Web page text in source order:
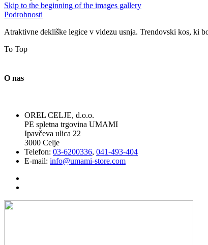
Skip to the beginning of the images gallery
Podrobnosti
Atraktivne dekliške legice v videzu usnja. Trendovski kos, ki
To Top
O nas
OREL CELJE, d.o.o.
PE spletna trgovina UMAMI
Ipavčeva ulica 22
3000 Celje
Telefon: 03-6200336, 041-493-404
E-mail: info@umami-store.com